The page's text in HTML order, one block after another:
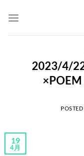
2023/4/
×POEM
19
4月